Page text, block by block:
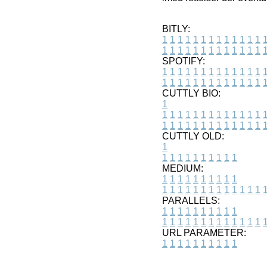
BITLY:
1 1 1 1 1 1 1 1 1 1 1 1 1 1
1 1 1 1 1 1 1 1 1 1 1 1 1 1
SPOTIFY:
1 1 1 1 1 1 1 1 1 1 1 1 1 1
1 1 1 1 1 1 1 1 1 1 1 1 1 1
CUTTLY BIO:
1
1 1 1 1 1 1 1 1 1 1 1 1 1 1
1 1 1 1 1 1 1 1 1 1 1 1 1 1
CUTTLY OLD:
1
1 1 1 1 1 1 1 1 1 1
MEDIUM:
1 1 1 1 1 1 1 1 1 1
1 1 1 1 1 1 1 1 1 1 1 1 1 1
PARALLELS:
1 1 1 1 1 1 1 1 1 1
1 1 1 1 1 1 1 1 1 1 1 1 1 1
URL PARAMETER:
1 1 1 1 1 1 1 1 1 1